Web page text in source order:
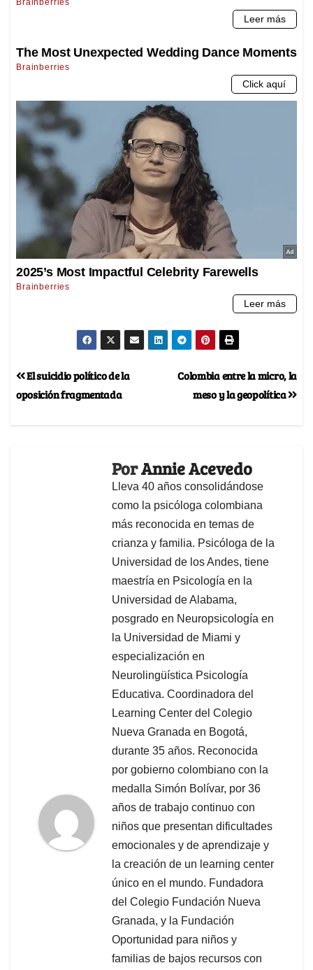
Colombia entre la micro, la
meso y la geopolítica
El suicidio político de la
oposición fragmentada
PorAnnie Acevedo
Lleva 40 años consolidándose
como la psicóloga colombiana
más reconocida en temas de
crianza y familia. Psicóloga de la
Universidad de los Andes, tiene
maestría en Psicología en la
Universidad de Alabama,
posgrado en Neuropsicología en
la Universidad de Miami y
especialización en
Neurolingüística Psicología
Educativa. Coordinadora del
Learning Center del Colegio
Nueva Granada en Bogotá,
durante 35 años. Reconocida
por gobierno colombiano con la
medalla Simón Bolívar, por 36
años de trabajo continuo con
niños que presentan dificultades
emocionales y de aprendizaje y
la creación de un learning center
único en el mundo. Fundadora
del Colegio Fundación Nueva
Granada, y la Fundación
Oportunidad para niños y
familias de bajos recursos con